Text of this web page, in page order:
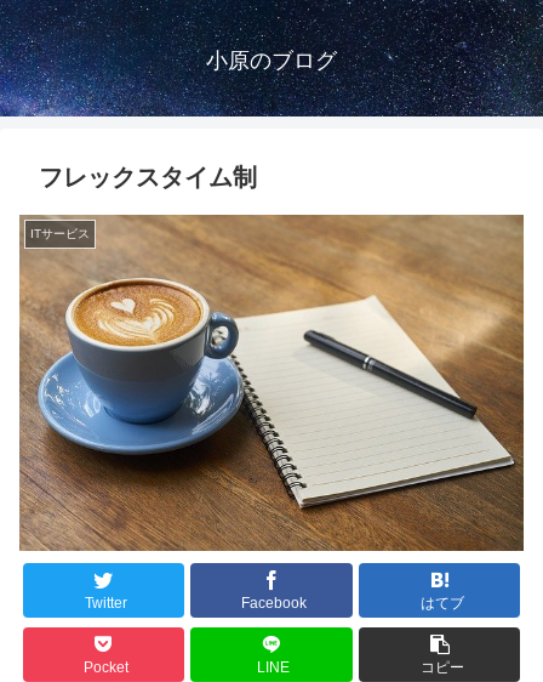
小原のブログ
フレックスタイム制
ITサービス
Twitter Facebook はてブ
Pocket LINE コピー